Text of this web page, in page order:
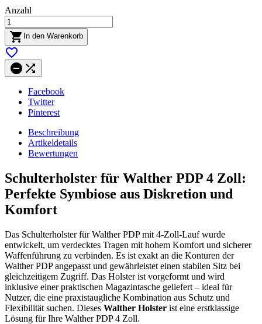
Anzahl
 In den Warenkorb

 
Facebook
Twitter
Pinterest
Beschreibung
Artikeldetails
Bewertungen
Schulterholster für Walther PDP 4 Zoll:
Perfekte Symbiose aus Diskretion und
Komfort
Das Schulterholster für Walther PDP mit 4-Zoll-Lauf wurde
entwickelt, um verdecktes Tragen mit hohem Komfort und sicherer
Waffenführung zu verbinden. Es ist exakt an die Konturen der
Walther PDP angepasst und gewährleistet einen stabilen Sitz bei
gleichzeitigem Zugriff. Das Holster ist vorgeformt und wird
inklusive einer praktischen Magazintasche geliefert – ideal für
Nutzer, die eine praxistaugliche Kombination aus Schutz und
Flexibilität suchen. Dieses Walther Holster ist eine erstklassige
Lösung für Ihre Walther PDP 4 Zoll.